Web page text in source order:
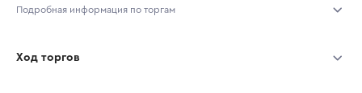
Подробная информация по торгам
Ход торгов